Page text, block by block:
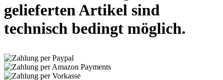
gelieferten Artikel sind
technisch bedingt möglich.